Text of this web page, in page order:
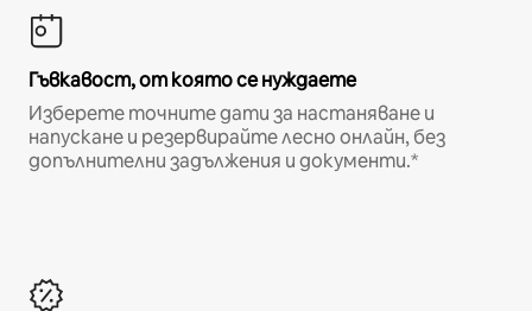
Гъвкавост, от която се нуждаете
Изберете точните дати за настаняване и
напускане и резервирайте лесно онлайн, без
допълнителни задължения и документи.*